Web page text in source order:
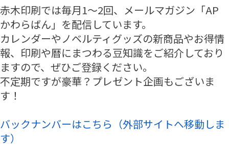
赤木印刷では毎月1～2回、メールマガジン「AP
かわらばん」を配信しています。
カレンダーやノベルティグッズの新商品やお得情
報、印刷や暦にまつわる豆知識をご紹介しており
ますので、ぜひご登録ください。
不定期ですが豪華？プレゼント企画もございま
す！
バックナンバーはこちら（外部サイトへ移動しま
す）